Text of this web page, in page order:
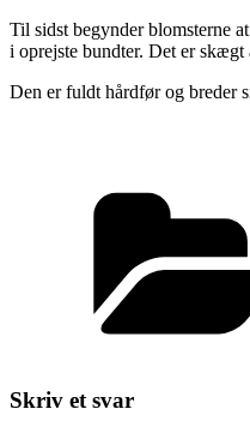
Til sidst begynder blomsterne
i oprejste bundter. Det er skægt
Den er fuldt hårdfør og breder
Skriv et svar